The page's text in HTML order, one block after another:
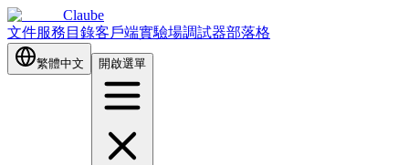
Claube
文件服務目錄客戶端實驗場調試器部落格
繁體中文 開啟選單